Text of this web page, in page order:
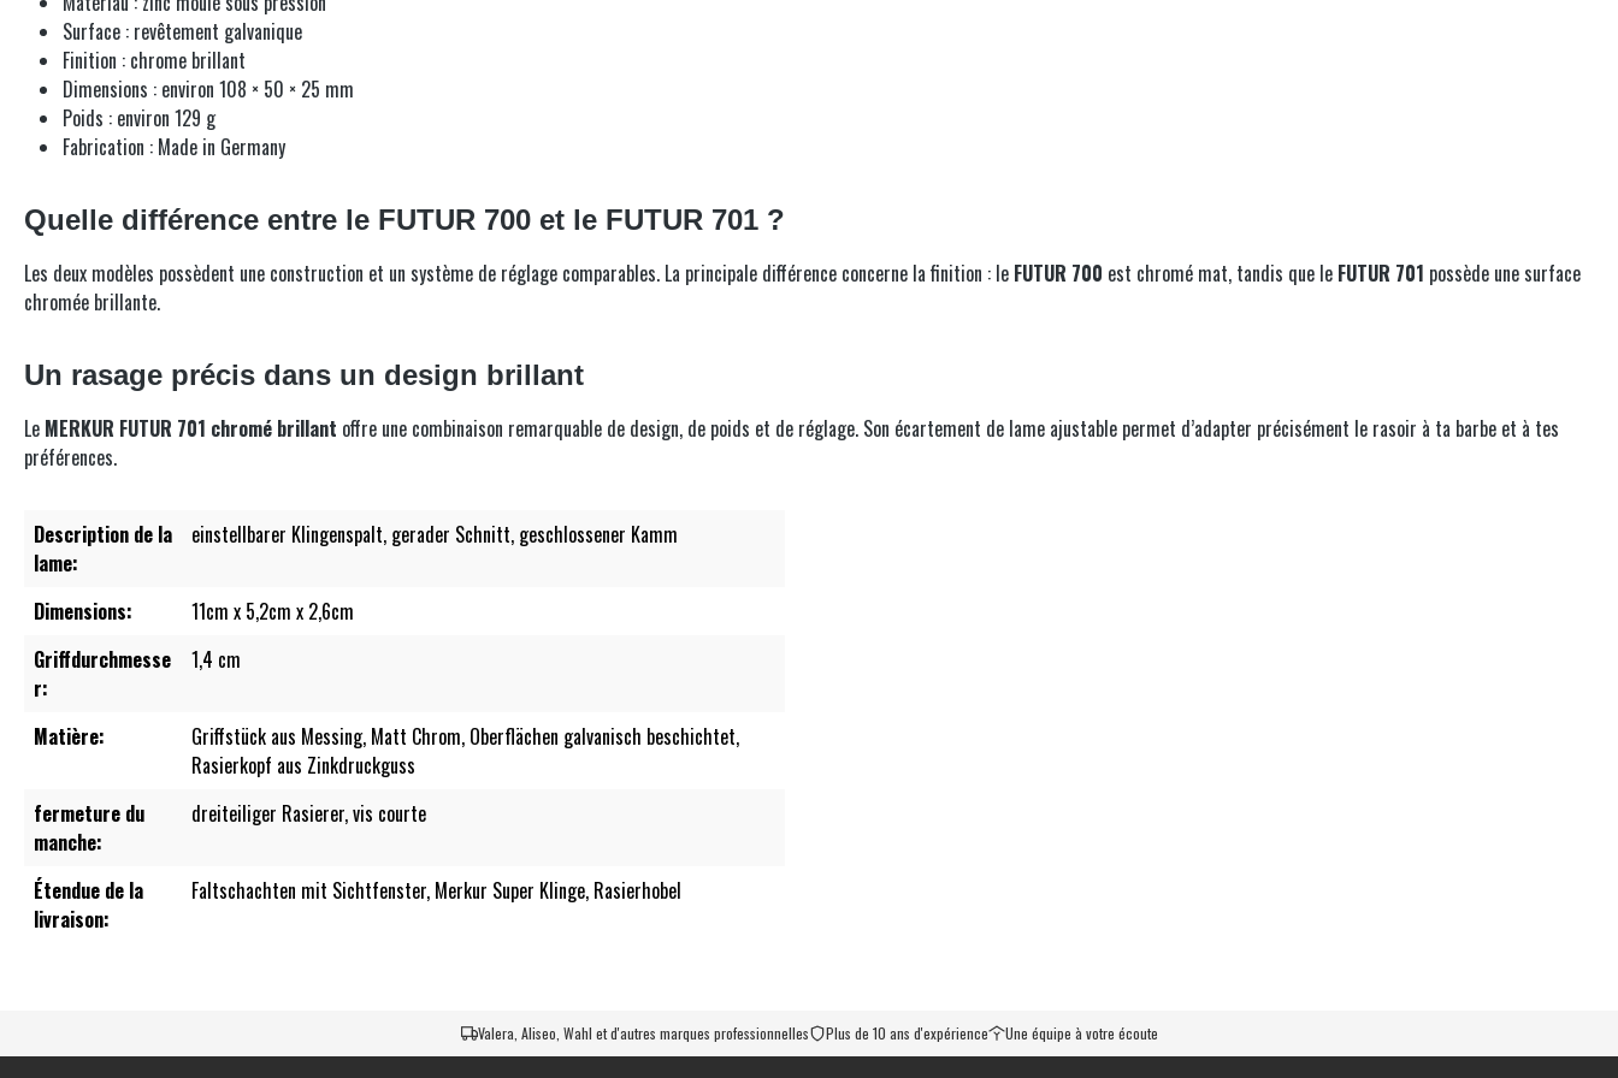
Surface : revêtement galvanique
Finition : chrome brillant
Dimensions : environ 108 × 50 × 25 mm
Poids : environ 129 g
Fabrication : Made in Germany
Quelle différence entre le FUTUR 700 et le FUTUR 701 ?
Les deux modèles possèdent une construction et un système de réglage comparables. La principale différence concerne la finition : le FUTUR 700 est chromé mat, tandis que le FUTUR 701 possède une surface
chromée brillante.
Un rasage précis dans un design brillant
Le MERKUR FUTUR 701 chromé brillant offre une combinaison remarquable de design, de poids et de réglage. Son écartement de lame ajustable permet d’adapter précisément le rasoir à ta barbe et à tes
préférences.
Description de la
lame:
einstellbarer Klingenspalt, gerader Schnitt, geschlossener Kamm
Dimensions:
11cm x 5,2cm x 2,6cm
Griffdurchmesse
r:
1,4 cm
Matière:
Griffstück aus Messing, Matt Chrom, Oberflächen galvanisch beschichtet,
Rasierkopf aus Zinkdruckguss
fermeture du
manche:
dreiteiliger Rasierer, vis courte
Étendue de la
livraison:
Faltschachten mit Sichtfenster, Merkur Super Klinge, Rasierhobel
Valera, Aliseo, Wahl et d'autres marques professionnelles Plus de 10 ans d'expérience Une équipe à votre écoute